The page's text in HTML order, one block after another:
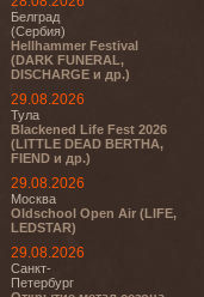
Белград
(Сербия)
Hellhammer Festival
(DARK FUNERAL,
DISCHARGE и др.)
29.08.2026
Тула
Blackened Life Fest 2026
(LITTLE DEAD BERTHA,
FIEND и др.)
29.08.2026
Москва
Oldschool Open Air (LIFE,
LEDSTAR)
29.08.2026
Санкт-
Петербург